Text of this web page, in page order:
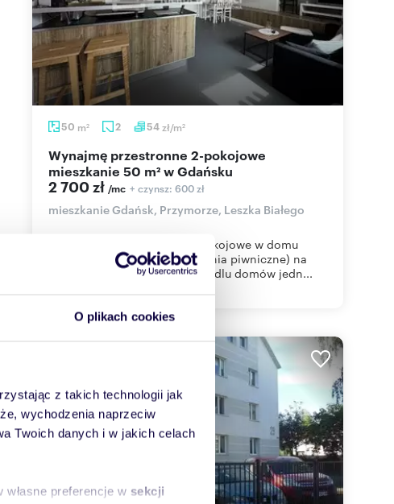
O plikach cookies
z takich technologii jak
wychodzenia naprzeciw
Twoich danych i w jakich celach
preferencje w sekcji
50 m2 2 54zł/m2
Wynajmę przestronne 2-pokojowe
mieszkanie 50 m² w Gdańsku
2 700 zł /mc + czynsz: 600 zł
mieszkanie Gdańsk, Przymorze, Leszka Białego
Do wynajęcia mieszkanie 2 pokojowe w domu
jednorodzinnym (pomieszczenia piwniczne) na
Przymorzu, na spokojnym osiedlu domów jedn...